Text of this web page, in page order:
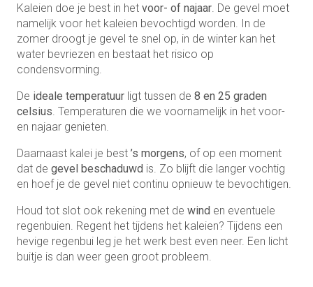
Kaleien doe je best in het voor- of najaar . De gevel moet
namelijk voor het kaleien bevochtigd worden. In de
zomer droogt je gevel te snel op, in de winter kan het
water bevriezen en bestaat het risico op
condensvorming.
De ideale temperatuur ligt tussen de 8 en 25 graden
celsius . Temperaturen die we voornamelijk in het voor-
en najaar genieten.
Daarnaast kalei je best ’s morgens, of op een moment
dat de gevel beschaduwd is. Zo blijft die langer vochtig
en hoef je de gevel niet continu opnieuw te bevochtigen.
Houd tot slot ook rekening met de wind en eventuele
regenbuien. Regent het tijdens het kaleien? Tijdens een
hevige regenbui leg je het werk best even neer. Een licht
buitje is dan weer geen groot probleem.